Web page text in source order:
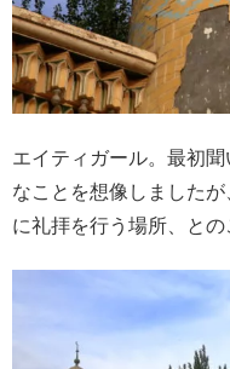
エイティガール。最初
なことを想像しました
に礼拝を行う場所、との